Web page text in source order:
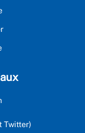
Twitter)